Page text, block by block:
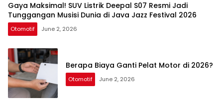
Gaya Maksimal! SUV Listrik Deepal S07 Resmi Jadi
Tunggangan Musisi Dunia di Java Jazz Festival 2026
Otomotif June 2, 2026
Berapa Biaya Ganti Pelat Motor di 2026?
Otomotif June 2, 2026